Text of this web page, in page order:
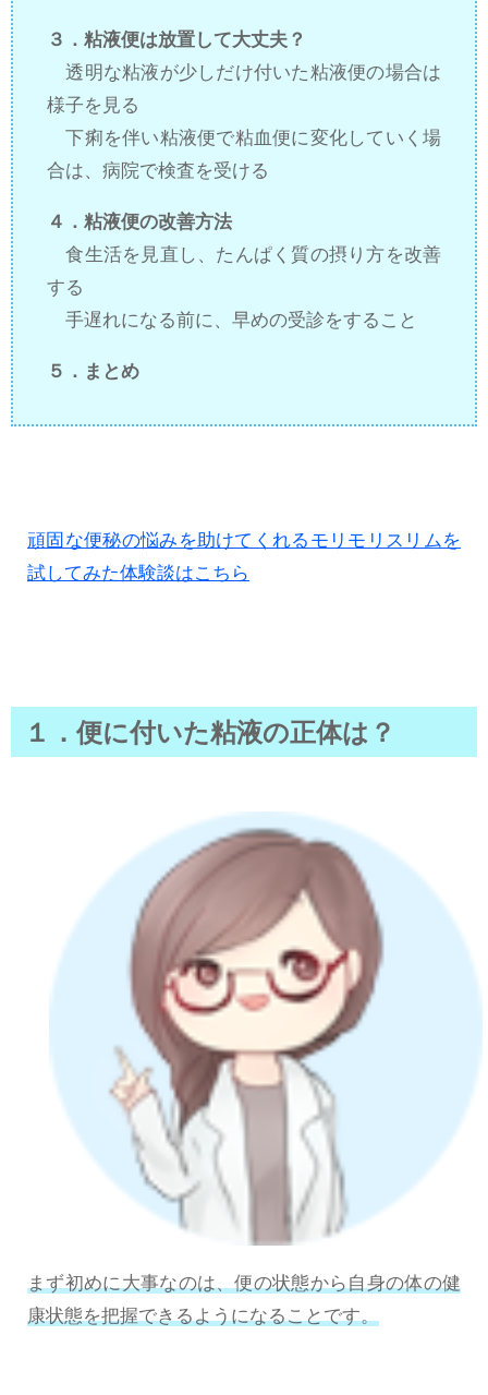
３．粘液便は放置して大丈夫？
透明な粘液が少しだけ付いた粘液便の場合は
様子を見る
下痢を伴い粘液便で粘血便に変化していく場
合は、病院で検査を受ける
４．粘液便の改善方法
食生活を見直し、たんぱく質の摂り方を改善
する
手遅れになる前に、早めの受診をすること
５．まとめ
頑固な便秘の悩みを助けてくれるモリモリスリムを
試してみた体験談はこちら
１．便に付いた粘液の正体は？
まず初めに大事なのは、便の状態から自身の体の健
康状態を把握できるようになることです。